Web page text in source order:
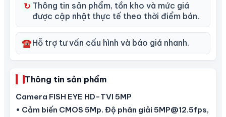
↻ Thông tin sản phẩm, tồn kho và mức giá
được cập nhật thực tế theo thời điểm bán.
☎Hỗ trợ tư vấn cấu hình và báo giá nhanh.
Thông tin sản phẩm
Camera FISH EYE HD-TVI 5MP
• Cảm biến CMOS 5Mp. Độ phân giải 5MP@12.5fps,